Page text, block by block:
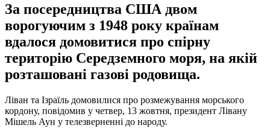
За посередництва США двом
ворогуючим з 1948 року країнам
вдалося домовитися про спірну
територію Середземного моря, на якій
розташовані газові родовища.
Ліван та Ізраїль домовилися про розмежування морського
кордону, повідомив у четвер, 13 жовтня, президент Лівану
Мішель Аун у телезверненні до народу.